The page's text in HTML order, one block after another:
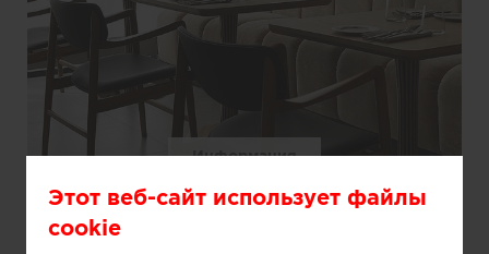
Информация
Изысканный ресторан NegroNi в центре Астаны
Этот веб-сайт использует файлы
cookie